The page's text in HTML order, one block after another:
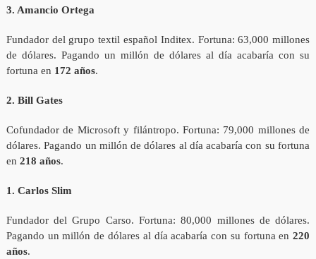
3. Amancio Ortega
Fundador del grupo textil español Inditex. Fortuna: 63,000 millones
de dólares. Pagando un millón de dólares al día acabaría con su
fortuna en 172 años.
2. Bill Gates
Cofundador de Microsoft y filántropo. Fortuna: 79,000 millones de
dólares. Pagando un millón de dólares al día acabaría con su fortuna
en 218 años.
1. Carlos Slim
Fundador del Grupo Carso. Fortuna: 80,000 millones de dólares.
Pagando un millón de dólares al día acabaría con su fortuna en220
años.